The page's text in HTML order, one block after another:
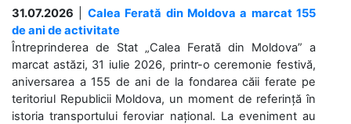
31.07.2026
Calea Ferată din Moldova a marcat 155
de ani de activitate
Întreprinderea de Stat „Calea Ferată din Moldova” a
marcat astăzi, 31 iulie 2026, printr-o ceremonie festivă,
aniversarea a 155 de ani de la fondarea căii ferate pe
teritoriul Republicii Moldova, un moment de referință în
istoria transportului feroviar național. La eveniment au